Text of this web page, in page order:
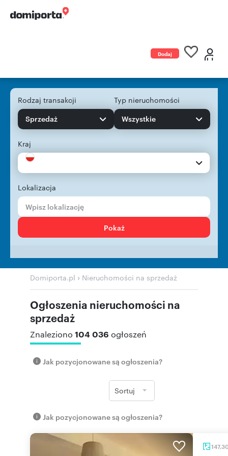
Dodaj
Rodzaj transakcji
Sprzedaż
Typ nieruchomości
Wszystkie
Kraj
Lokalizacja
Pokaż
Domiporta.pl › Nieruchomości na sprzedaż
Ogłoszenia nieruchomości na
sprzedaż
Znaleziono 104 036 ogłoszeń
Jak pozycjonowane są ogłoszenia?
Sortuj
Jak pozycjonowane są ogłoszenia?